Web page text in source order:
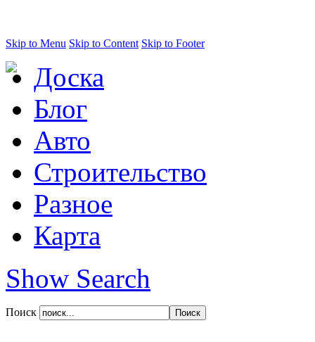
Skip to Menu Skip to Content Skip to Footer
Доска
Блог
Авто
Строительство
Разное
Карта
Show Search
Поиск